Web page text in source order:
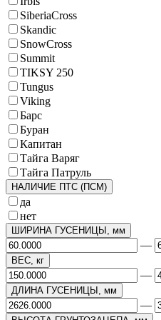
SiberiaCross
Skandic
SnowCross
Summit
TIKSY 250
Tungus
Viking
Барс
Буран
Капитан
Тайга Варяг
Тайга Патруль
НАЛИЧИЕ ПТС (ПСМ)
да
нет
ШИРИНА ГУСЕНИЦЫ, мм
—
ВЕС, кг
—
ДЛИНА ГУСЕНИЦЫ, мм
—